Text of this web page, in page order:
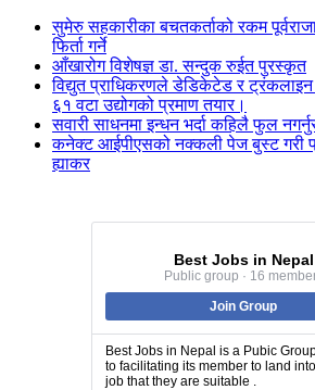
सुमेरु सहकारीका बचतकर्ताको रकम
फिर्ता गर्ने
‍आँखारोग विशेषज्ञ डा. सन्दुक रुईत पुरस्कृत
विद्युत प्राधिकरणले डेडिकेटेड र ट्रंकलाइन
६१ वटा उद्योगको प्रमाण तयार।
सवारी साधनमा इन्धन भर्दा कहिलै फुल
कनेक्ट आईपीएसको नक्कली पेज बुस्ट गरी
ह्याकर
Best Jobs in Nepal
Public group · 16
Join Group
Best Jobs in Nepal is a Pubic
to facilitating its member to land
job that they are suitable .